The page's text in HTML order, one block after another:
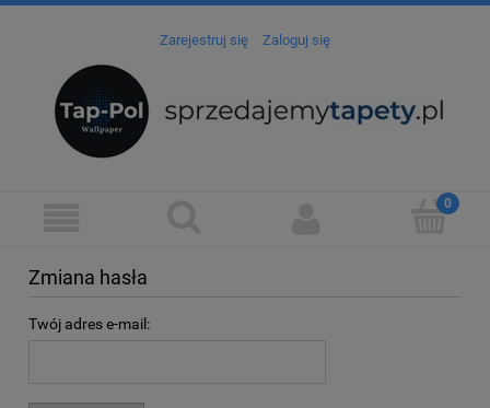
Zarejestruj się Zaloguj się
Zmiana hasła
Twój adres e-mail: